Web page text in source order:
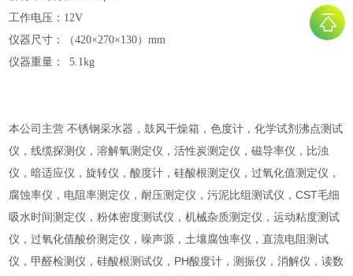
工作电压： 12V
仪器尺寸：（420×270×130）mm
仪器重量：
5.1kg
本公司主营 不锈钢采水器，鼓风干燥箱，色度计，化学试剂沸点测试
仪，线缆探测仪，溶解氧测定仪，活性炭测定仪，磁导率仪，比浊
仪，暗适应仪，旋转仪，酸度计，硅酸根测定仪，过氧化值测定仪，
腐蚀率仪，电阻率测定仪，耐压测定仪，污泥比组测试仪，CST毛细
吸水时间测定仪，粉体密度测试仪，机械杂质测定仪，运动粘度测试
仪，过氧化值酸价测定仪，噪声源，土壤腐蚀率仪，直流电阻测试
仪，甲醛检测仪，硅酸根测试仪，PH酸度计，测振仪，消解仪，读数